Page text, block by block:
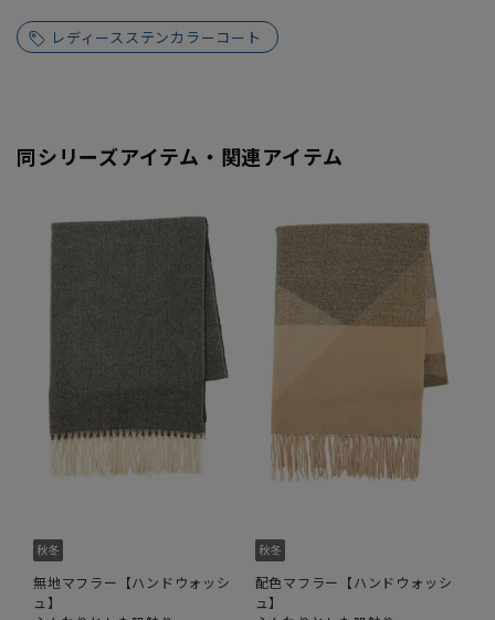
レディースステンカラーコート
同シリーズアイテム・関連アイテム
無地マフラー【ハンドウォッシ
ュ】
配色マフラー【ハンドウォッシ
ュ】